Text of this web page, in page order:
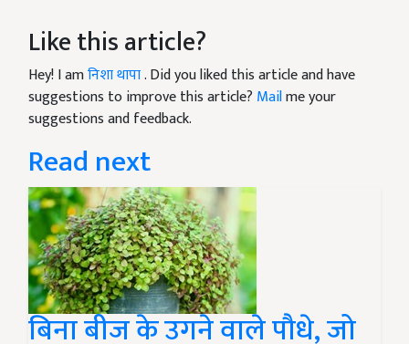
Like this article?
Hey! I amनिशा थापा. Did you liked this article and have
suggestions to improve this article? Mailme your
suggestions and feedback.
Read next
बिना बीज के उगने वाले पौधे, जो